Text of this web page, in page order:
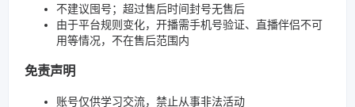
不建议囤号；超过售后时间封号无售后
由于平台规则变化，开播需手机号验证、直播伴侣不可
用等情况，不在售后范围内
免责声明
账号仅供学习交流，禁止从事非法活动